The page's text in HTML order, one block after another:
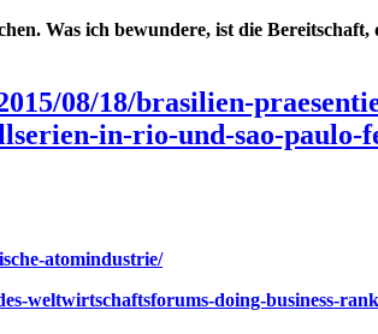
Was ich bewundere, ist die
08/18/brasilien-
in-rio-und-sao-paulo-
atomindustrie/
weltwirtschaftsforums-doing-business-